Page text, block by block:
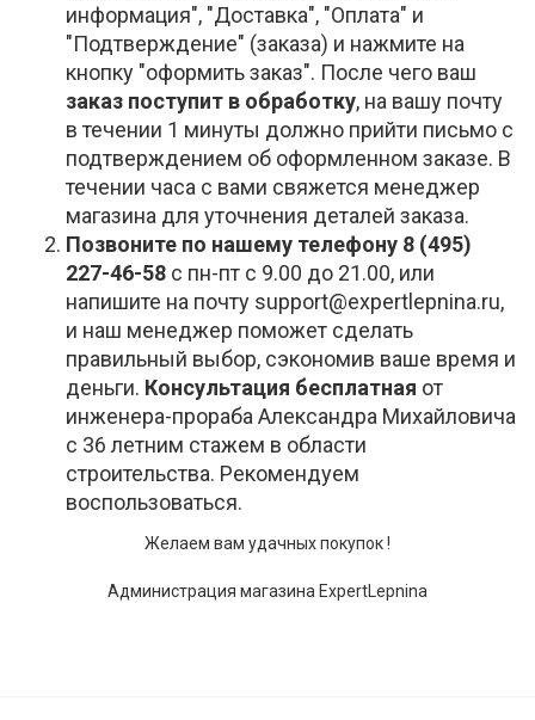
информация", "Доставка", "Оплата" и
"Подтверждение" (заказа) и нажмите на
кнопку "оформить заказ". После чего ваш
заказ поступит в обработку, на вашу почту
в течении 1 минуты должно прийти письмо с
подтверждением об оформленном заказе. В
течении часа с вами свяжется менеджер
магазина для уточнения деталей заказа.
Позвоните по нашему телефону 8 (495)
227-46-58 с пн-пт с 9.00 до 21.00, или
напишите на почту support@expertlepnina.ru,
и наш менеджер поможет сделать
правильный выбор, сэкономив ваше время и
деньги. Консультация бесплатная от
инженера-прораба Александра Михайловича
с 36 летним стажем в области
строительства. Рекомендуем
воспользоваться.
Желаем вам удачных покупок !
Администрация магазина ExpertLepnina